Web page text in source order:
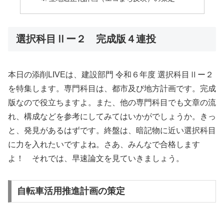
選択科目Ⅱー２ 完成版４連投
本日の添削LIVEは、建設部門 令和６年度 選択科目Ⅱー２
を特集します。専門科目は、都市及び地方計画です。完成
版なので役立ちますよ。また、他の専門科目でも文章の流
れ、構成などを参考にしてみてはいかがでしょうか。きっ
と、発見があるはずです。終盤は、暗記物に近い選択科目
に力を入れたいですよね。さあ、みんなで合格します
よ！ それでは、早速論文を見ていきましょう。
自転車活用推進計画の策定